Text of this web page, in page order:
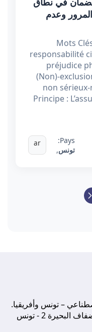
وعدم
Mots
responsabilité
préjudice
(Non)-
non
Principe :
Pays:
تونس,
ar
– تونس وأفريقيا.